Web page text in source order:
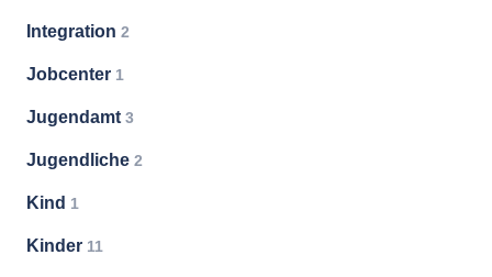
Integration 2
Jobcenter 1
Jugendamt 3
Jugendliche 2
Kind 1
Kinder 11